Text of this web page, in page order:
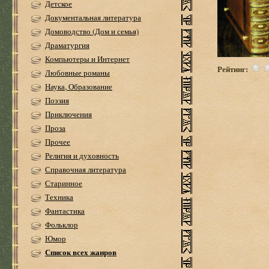
Детское
Документальная литература
Домоводство (Дом и семья)
Драматургия
Компьютеры и Интернет
Любовные романы
Наука, Образование
Поэзия
Приключения
Проза
Прочее
Религия и духовность
Справочная литература
Старинное
Техника
Фантастика
Фольклор
Юмор
Список всех жанров
Рейтинг: